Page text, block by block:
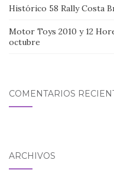
Histórico 58 Rally Costa
Motor Toys 2010 y 12
octubre
COMENTARIOS
ARCHIVOS